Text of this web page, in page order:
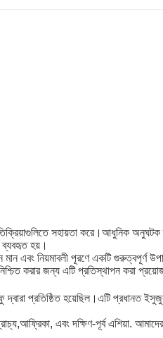
সহায়তা করে।আধুনিক অনুঘটক
ব্যবহৃত হয়।
মান এবং নিয়মাবলী পূরণে একটি গুরুত্বপূর্ণ
নিশ্চিত করার জন্য এটি প্রতিস্থাপন করা
প্রতিষ্ঠিত হয়েছিল।এটি প্রধানত
এবং দক্ষিণ-পূর্ব এশিয়া.